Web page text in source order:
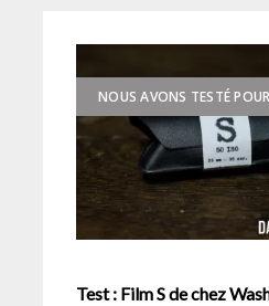
NOUS AVONS TESTÉ
Test : Film S de chez